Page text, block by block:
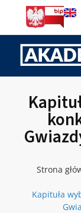
Strona
Kapituła